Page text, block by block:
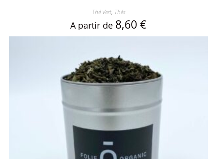
Thé Vert, Thés
A partir de 8,60 €